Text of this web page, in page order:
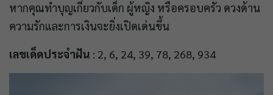
หากคุณทำบุญเกี่ยวกับเด็ก ผู้หญิง หรือครอบครัว ดวงด้าน
ความรักและการเงินจะยิ่งเปิดเด่นขึ้น
เลขเด็ดประจำฝัน : 2, 6, 24, 39, 78, 268, 934